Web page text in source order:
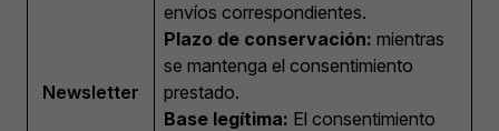
Newsletter
envíos correspondientes.
Plazo de conservación: mientras
se mantenga el consentimiento
prestado.
Base legítima: El consentimiento